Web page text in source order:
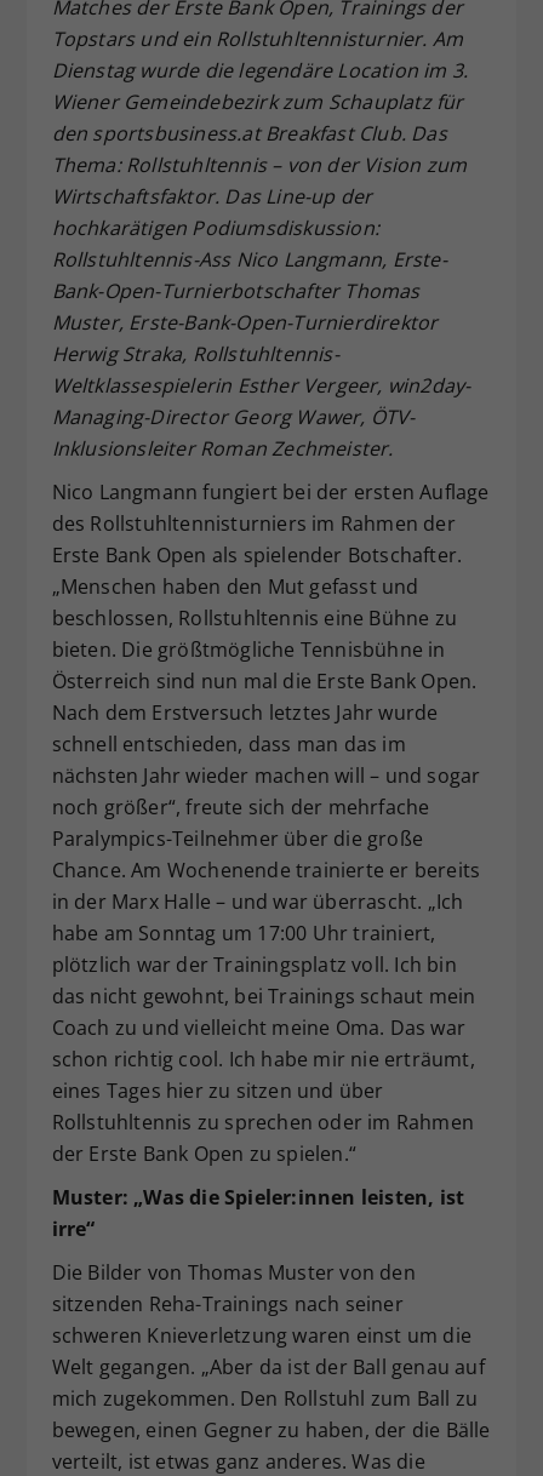
Matches der Erste Bank Open, Trainings der
Topstars und ein Rollstuhltennisturnier. Am
Dienstag wurde die legendäre Location im 3.
Wiener Gemeindebezirk zum Schauplatz für
den sportsbusiness.at Breakfast Club. Das
Thema: Rollstuhltennis – von der Vision zum
Wirtschaftsfaktor. Das Line-up der
hochkarätigen Podiumsdiskussion:
Rollstuhltennis-Ass Nico Langmann, Erste-
Bank-Open-Turnierbotschafter Thomas
Muster, Erste-Bank-Open-Turnierdirektor
Herwig Straka, Rollstuhltennis-
Weltklassespielerin Esther Vergeer, win2day-
Managing-Director Georg Wawer, ÖTV-
Inklusionsleiter Roman Zechmeister.
Nico Langmann fungiert bei der ersten Auflage
des Rollstuhltennisturniers im Rahmen der
Erste Bank Open als spielender Botschafter.
„Menschen haben den Mut gefasst und
beschlossen, Rollstuhltennis eine Bühne zu
bieten. Die größtmögliche Tennisbühne in
Österreich sind nun mal die Erste Bank Open.
Nach dem Erstversuch letztes Jahr wurde
schnell entschieden, dass man das im
nächsten Jahr wieder machen will – und sogar
noch größer“, freute sich der mehrfache
Paralympics-Teilnehmer über die große
Chance. Am Wochenende trainierte er bereits
in der Marx Halle – und war überrascht. „Ich
habe am Sonntag um 17:00 Uhr trainiert,
plötzlich war der Trainingsplatz voll. Ich bin
das nicht gewohnt, bei Trainings schaut mein
Coach zu und vielleicht meine Oma. Das war
schon richtig cool. Ich habe mir nie erträumt,
eines Tages hier zu sitzen und über
Rollstuhltennis zu sprechen oder im Rahmen
der Erste Bank Open zu spielen.“
Muster: „Was die Spieler:innen leisten, ist
irre“
Die Bilder von Thomas Muster von den
sitzenden Reha-Trainings nach seiner
schweren Knieverletzung waren einst um die
Welt gegangen. „Aber da ist der Ball genau auf
mich zugekommen. Den Rollstuhl zum Ball zu
bewegen, einen Gegner zu haben, der die Bälle
verteilt, ist etwas ganz anderes. Was die
Zweck
Dieser Wert speichert Ihre Consent-
zufällig generierte ID, für die
historische Speicherung Ihrer
vorgenommen Einstellungen, falls der
Webseiten-Betreiber dies eingestellt
hat.